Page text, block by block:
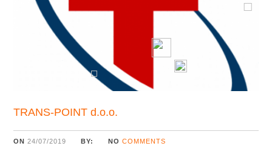
TRANS-POINT d.o.o.
ON 24/07/2019 BY: NO COMMENTS